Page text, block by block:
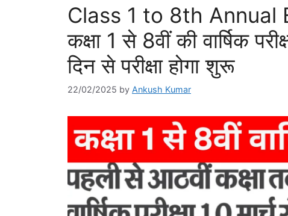
Class 1 to 8th Annual
कक्षा 1 से 8वीं की वार्षिक
दिन से परीक्षा होगा शुरू
22/02/2025 by Ankush Kumar